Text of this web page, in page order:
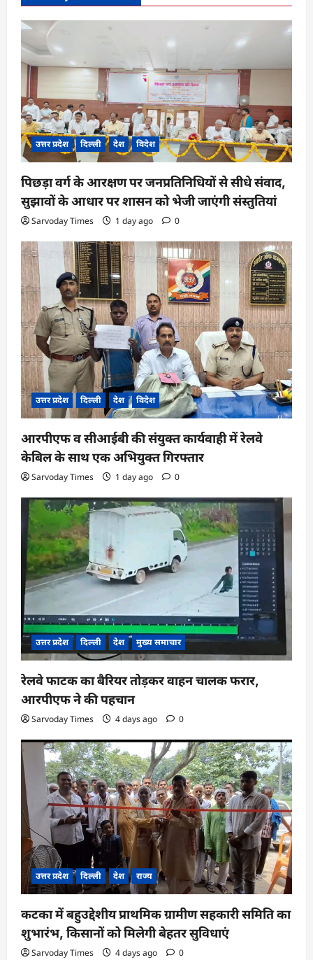
उत्तर प्रदेश दिल्ली देश विदेश
पिछड़ा वर्ग के आरक्षण पर जनप्रतिनिधियों से सीधे संवाद,
सुझावों के आधार पर शासन को भेजी जाएंगी संस्तुतियां
Sarvoday Times 1 day ago 0
उत्तर प्रदेश दिल्ली देश विदेश
आरपीएफ व सीआईबी की संयुक्त कार्यवाही में रेलवे
केबिल के साथ एक अभियुक्त गिरफ्तार
Sarvoday Times 1 day ago 0
उत्तर प्रदेश दिल्ली देश मुख्य समाचार
रेलवे फाटक का बैरियर तोड़कर वाहन चालक फरार,
आरपीएफ ने की पहचान
Sarvoday Times 4 days ago 0
उत्तर प्रदेश दिल्ली देश राज्य
कटका में बहुउद्देशीय प्राथमिक ग्रामीण सहकारी समिति का
शुभारंभ, किसानों को मिलेगी बेहतर सुविधाएं
Sarvoday Times 4 days ago 0